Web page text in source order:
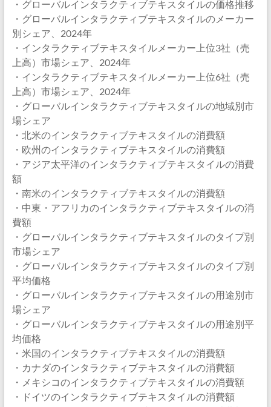
・グローバルインタラクティブテキスタイルの価格推移
・グローバルインタラクティブテキスタイルのメーカー
別シェア、2024年
・インタラクティブテキスタイルメーカー上位3社（売
上高）市場シェア、2024年
・インタラクティブテキスタイルメーカー上位6社（売
上高）市場シェア、2024年
・グローバルインタラクティブテキスタイルの地域別市
場シェア
・北米のインタラクティブテキスタイルの消費額
・欧州のインタラクティブテキスタイルの消費額
・アジア太平洋のインタラクティブテキスタイルの消費
額
・南米のインタラクティブテキスタイルの消費額
・中東・アフリカのインタラクティブテキスタイルの消
費額
・グローバルインタラクティブテキスタイルのタイプ別
市場シェア
・グローバルインタラクティブテキスタイルのタイプ別
平均価格
・グローバルインタラクティブテキスタイルの用途別市
場シェア
・グローバルインタラクティブテキスタイルの用途別平
均価格
・米国のインタラクティブテキスタイルの消費額
・カナダのインタラクティブテキスタイルの消費額
・メキシコのインタラクティブテキスタイルの消費額
・ドイツのインタラクティブテキスタイルの消費額